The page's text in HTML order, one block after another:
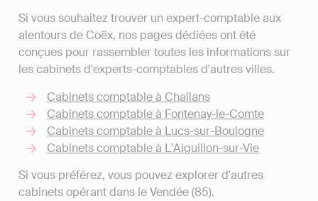
Si vous souhaitez trouver un expert-comptable aux
alentours de Coëx, nos pages dédiées ont été
conçues pour rassembler toutes les informations sur
les cabinets d'experts-comptables d'autres villes.
Cabinets comptable à Challans
Cabinets comptable à Fontenay-le-Comte
Cabinets comptable à Lucs-sur-Boulogne
Cabinets comptable à L'Aiguillon-sur-Vie
Si vous préférez, vous pouvez explorer d'autres
cabinets opérant dans le Vendée (85).